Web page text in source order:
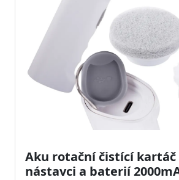
Aku rotační čistící kartáč
nástavci a baterií